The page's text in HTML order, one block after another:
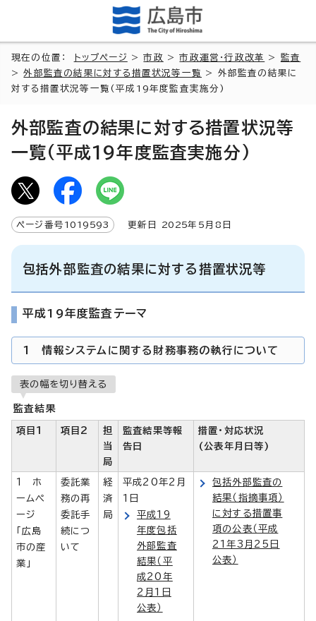
現在の位置： トップページ >市政 >市政運営・行政改革 > 監査
>外部監査の結果に対する措置状況等一覧
> 外部監査の結果に
対する措置状況等一覧(平成19年度監査実施分)
外部監査の結果に対する措置状況等
一覧(平成19年度監査実施分)
ページ番号 1019593 更新日 2025年5月8日
包括外部監査の結果に対する措置状況等
平成19年度監査テーマ
1 情報システムに関する財務事務の執行について
表の幅を切り替える
監査結果
項目1 項目2
担
当
局
監査結果等報
告日
措置・対応状況
(公表年月日等)
1 ホ
ームペ
ージ
「広島
市の産
業」
委託業
務の再
委託手
続につ
いて
経
済
局
平成20年2月
1日
平成19
年度包括
外部監査
結果（平
成20年
2月1日
公表）
包括外部監査の
結果（指摘事項）
に対する措置事
項の公表（平成
21年3月25日
公表）